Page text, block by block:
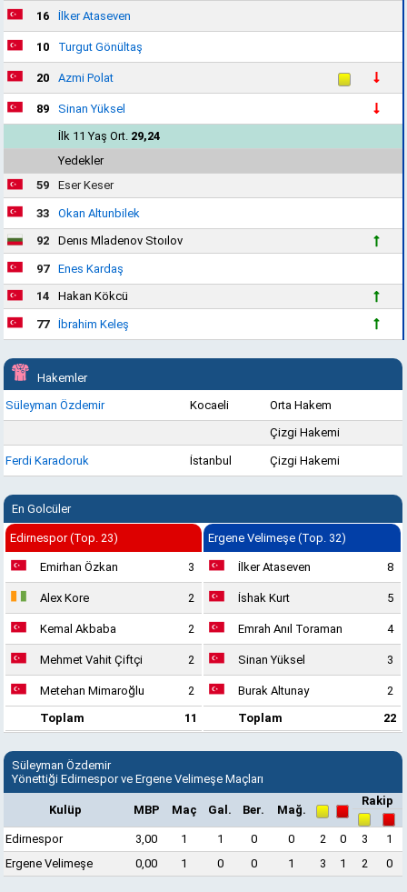
16 İlker Ataseven
10 Turgut Gönültaş
20 Azmi Polat
89
Sinan Yüksel
İlk 11 Yaş Ort. 29,24
Yedekler
59
Eser Keser
33
Okan Altunbilek
92
Denıs Mladenov Stoılov
97
Enes Kardaş
14
Hakan Kökcü
77 İbrahim Keleş
Hakemler
Süleyman Özdemir
Kocaeli
Orta Hakem
Çizgi Hakemi
Ferdi Karadoruk İstanbul Çizgi Hakemi
En Golcüler
Edirnespor (Top. 23)
Emirhan Özkan 3
Alex Kore 2
Kemal Akbaba 2
Mehmet Vahit Çiftçi 2
Metehan Mimaroğlu
2
Toplam
11
Ergene Velimeşe (Top. 32)
İlker Ataseven 8
İshak Kurt 5
Emrah Anıl Toraman 4
Sinan Yüksel 3
Burak Altunay
2
Toplam
22
Süleyman Özdemir
Yönettiği Edirnespor ve Ergene Velimeşe Maçları
Kulüp MBP Maç Gal. Ber. Mağ.
Rakip
Edirnespor 3,00 1 1 0 0 2 0 3
1
Ergene Velimeşe
0,00 1 0 0 1 3 1 2 0